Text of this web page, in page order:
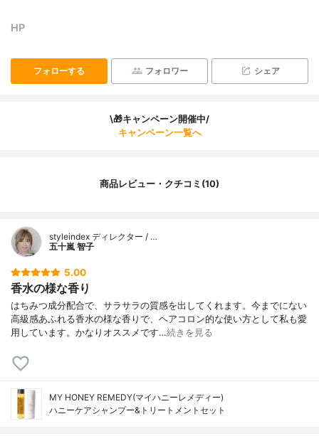
HP
フォローする フォロワー シェア
\🎁キャンペーン開催中/
キャンペーン一覧へ
商品レビュー・クチコミ(10)
styleindex ディレクター / …
五十嵐 智子
5.00
香水の様な香り
はちみつ成分配合で、サラサラの質感を出してくれます。今までにない
高級感あふれる香水の様な香りで、ヘアコロン的な使い方として私も愛
用しています。かなりオススメです…続きを見る
MY HONEY REMEDY(マイハニーレメディー)
ハニーケアシャンプー&トリートメントセット